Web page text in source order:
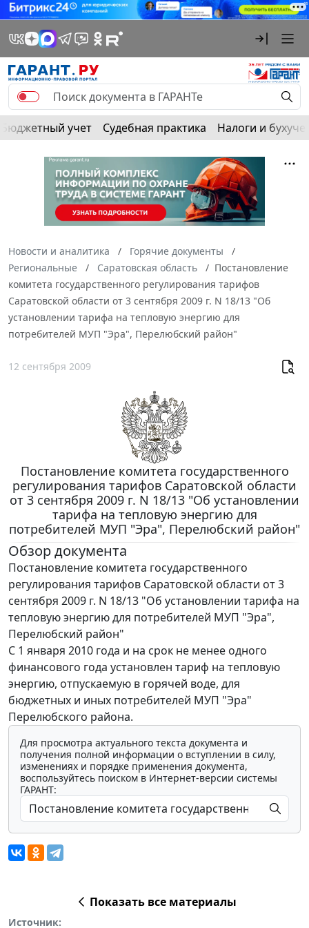
Бюджетный учет Судебная практика Налоги и
Новости и аналитика
Горячие документы
Региональные
Саратовская область
Постановление
комитета государственного регулирования тарифов
Саратовской области от 3 сентября 2009 г. N 18/13 "Об
установлении тарифа на тепловую энергию для
потребителей МУП "Эра", Перелюбский район"
12 сентября 2009
Постановление комитета государственного
регулирования тарифов Саратовской области
от 3 сентября 2009 г. N 18/13 "Об установлении
тарифа на тепловую энергию для
потребителей МУП "Эра", Перелюбский район"
Обзор документа
Постановление комитета государственного
регулирования тарифов Саратовской области от 3
сентября 2009 г. N 18/13 "Об установлении тарифа на
тепловую энергию для потребителей МУП "Эра",
Перелюбский район"
С 1 января 2010 года и на срок не менее одного
финансового года установлен тариф на тепловую
энергию, отпускаемую в горячей воде, для
бюджетных и иных потребителей МУП "Эра"
Перелюбского района.
Для просмотра актуального текста документа и
получения полной информации о вступлении в силу,
изменениях и порядке применения документа,
воспользуйтесь поиском в Интернет-версии системы
ГАРАНТ:
Показать все материалы
Источник: